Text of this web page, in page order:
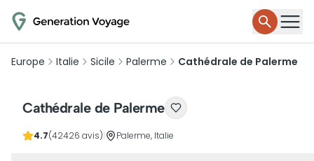
Europe Italie Sicile Palerme Cathédrale de Palerme
Cathédrale de Palerme
4.7(42426 avis) Palerme, Italie